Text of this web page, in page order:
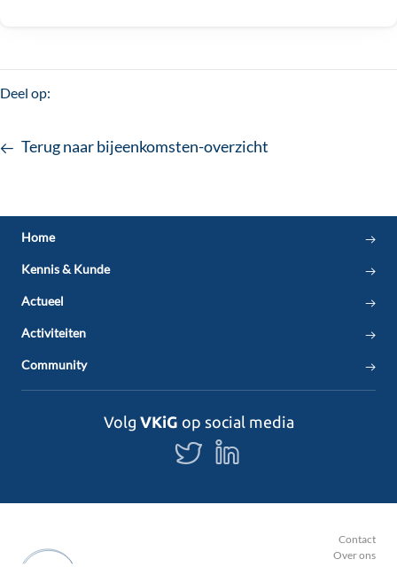
Terug naar bijeenkomsten-overzicht
Deel op:
Home
Kennis & Kunde
Actueel
Activiteiten
Community
Volg VKiG op social media
Volg
ons
Contact
Over ons